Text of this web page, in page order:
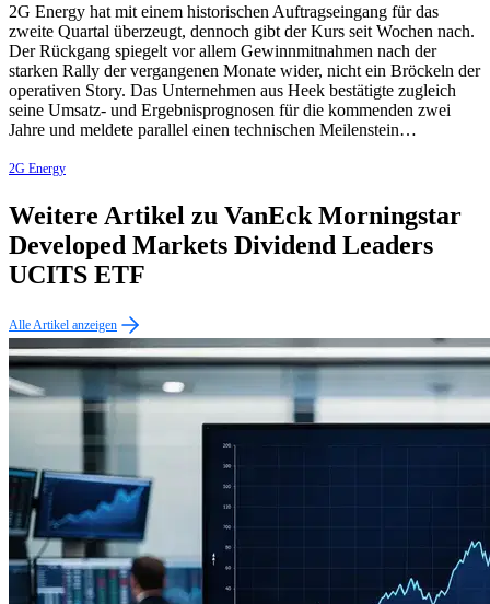
2G Energy hat mit einem historischen Auftragseingang für das
zweite Quartal überzeugt, dennoch gibt der Kurs seit Wochen nach.
Der Rückgang spiegelt vor allem Gewinnmitnahmen nach der
starken Rally der vergangenen Monate wider, nicht ein Bröckeln der
operativen Story. Das Unternehmen aus Heek bestätigte zugleich
seine Umsatz- und Ergebnisprognosen für die kommenden zwei
Jahre und meldete parallel einen technischen Meilenstein…
2G Energy
Weitere Artikel zu VanEck Morningstar
Developed Markets Dividend Leaders
UCITS ETF
Alle Artikel anzeigen